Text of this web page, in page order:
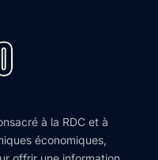
à la RDC et à
économiques,